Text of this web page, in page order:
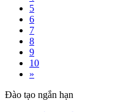
5
6
7
8
9
10
»
Đào tạo ngắn hạn